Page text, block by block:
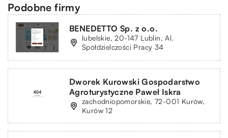
Podobne firmy
BENEDETTO Sp. z o.o.
lubelskie, 20-147 Lublin, Al.
Spółdzielczości Pracy 34
Dworek Kurowski Gospodarstwo
Agroturystyczne Paweł Iskra
zachodniopomorskie, 72-001 Kurów,
Kurów 12